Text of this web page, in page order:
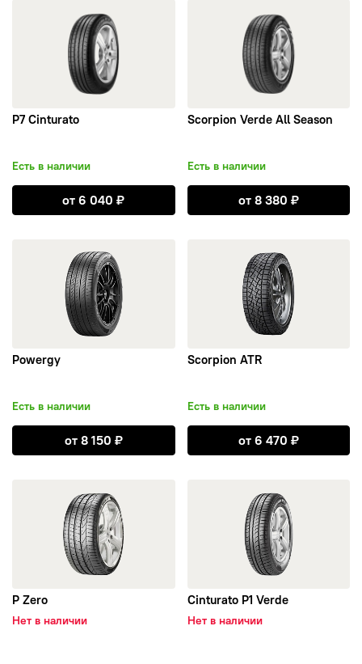
TORERO
Altenzo
Antares
Aplus
Arivo
Autogreen
BFGoodrich
Bridgestone
Contyre
Dunlop
Ecovision
Evergreen
P7 Cinturato
от6 040 ₽
Открыть P7 Cinturato
Есть в наличии
Scorpion Verde All Season
от 8 380 ₽
Открыть
Есть в наличии
Powergy
от 8 150 ₽
Открыть Powergy
Есть в наличии
Scorpion ATR
от 6 470 ₽
Открыть
Есть в наличии
P Zero
Нет в наличии
Cinturato P1 Verde
Нет в наличии